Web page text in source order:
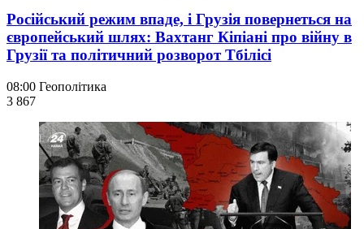
Російський режим впаде, і Грузія повернеться на
європейський шлях: Вахтанг Кіпіані про війну в
Грузії та політичний розворот Тбілісі
08:00 Геополітика
3 867